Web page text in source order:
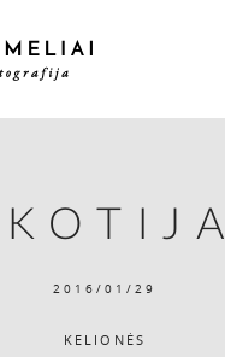
2016/01/29
KELIONĖS